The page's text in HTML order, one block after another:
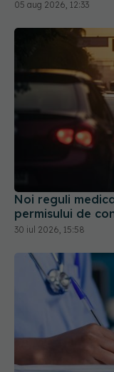
Europa
05 aug 2026, 12:33
Noi reguli
permisului de
30 iul 2026, 15:58